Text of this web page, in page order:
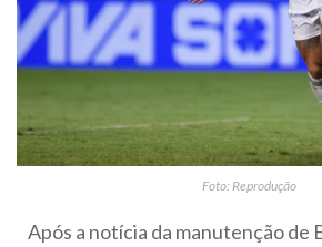
Foto: Reprodução
Após a notícia da manutenção de